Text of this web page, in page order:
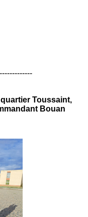
Toussaint,
Bouan